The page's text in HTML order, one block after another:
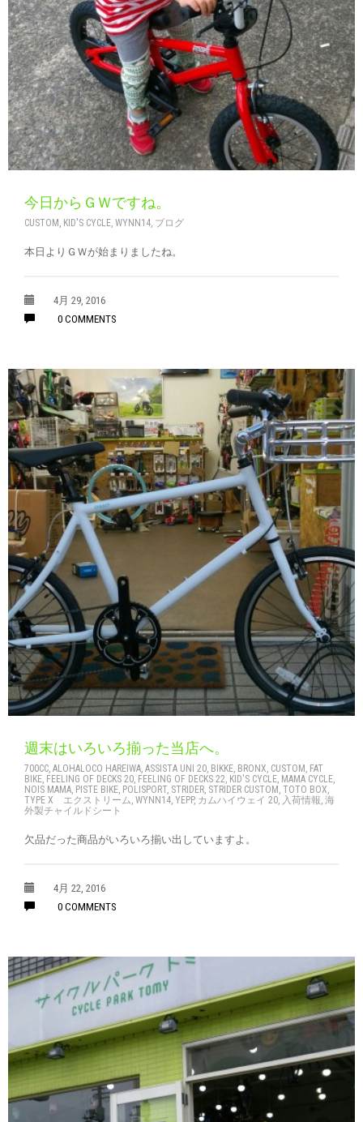
今日からＧＷですね。
CUSTOM , KID'S CYCLE, WYNN14, ブログ
本日よりＧＷが始まりましたね。
4月 29, 2016
0 COMMENTS
週末はいろいろ揃った当店へ。
700CC, ALOHALOCO HAREIWA, ASSISTA UNI 20, BIKKE, BRONX, CUSTOM , FAT
BIKE, FEELING OF DECKS 20, FEELING OF DECKS 22, KID'S CYCLE, MAMA CYCLE,
NOIS MAMA, PISTE BIKE, POLISPORT, STRIDER, STRIDER CUSTOM , TOTO BOX,
TYPE X エクストリーム, WYNN14, YEPP, カムハイウェイ 20, 入荷情報, 海
外製チャイルドシート
欠品だった商品がいろいろ揃い出していますよ。
4月 22, 2016
0 COMMENTS